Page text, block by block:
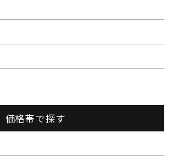
価格帯で探す